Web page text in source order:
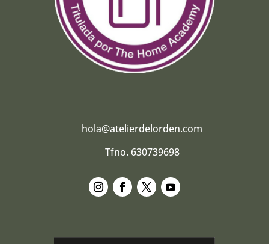
hola@atelierdelorden.com
Tfno. 630739698